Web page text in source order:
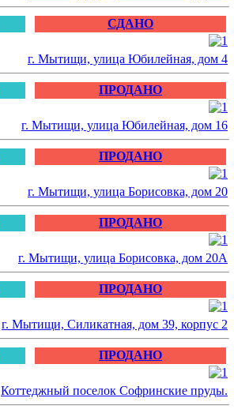
СДАНО
г. Мытищи, улица Юбилейная, дом 4
ПРОДАНО
г. Мытищи, улица Юбилейная, дом 16
ПРОДАНО
г. Мытищи, улица Борисовка, дом 20
ПРОДАНО
г. Мытищи, улица Борисовка, дом 20А
ПРОДАНО
г. Мытищи, Силикатная, дом 39, корпус 2
ПРОДАНО
Коттеджный поселок Софринские пруды.